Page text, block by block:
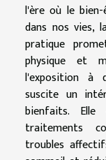
l'ère où le
dans nos vies,
pratique
physique et
l'exposition à
suscite un
bienfaits.
traitements
troubles